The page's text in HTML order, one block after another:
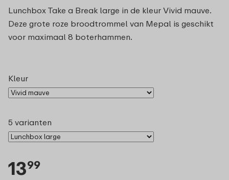
Lunchbox Take a Break large in de kleur Vivid mauve.
Deze grote roze broodtrommel van Mepal is geschikt
voor maximaal 8 boterhammen.
Kleur
5 varianten
1399